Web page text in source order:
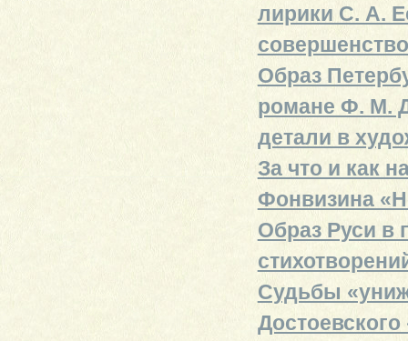
лирики С. А.
Образ
романе Ф. М.
детали в
За что и как
Фонвизина
Образ Руси в
Судьбы